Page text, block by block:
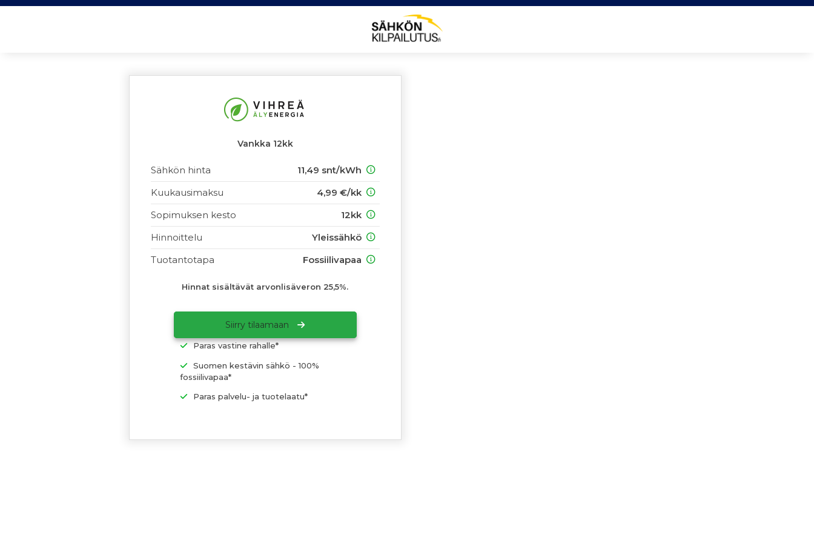
Vankka 12kk
Sähkön hinta
11,49 snt/kWh
Kuukausimaksu
4,99 €/kk
Sopimuksen kesto
12kk
Hinnoittelu
Yleissähkö
Tuotantotapa
Fossiilivapaa
Hinnat sisältävät arvonlisäveron 25,5%.
Siirry tilaamaan
Paras vastine rahalle*
Suomen kestävin sähkö - 100%
fossiilivapaa*
Paras palvelu- ja tuotelaatu*